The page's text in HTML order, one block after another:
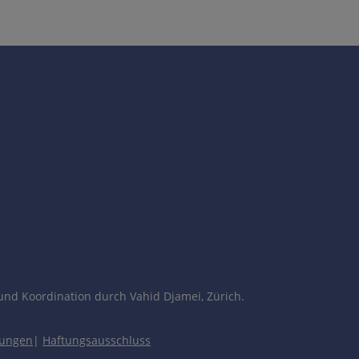
Koordination durch Vahid Djamei, Zürich.
| Haftungsausschluss